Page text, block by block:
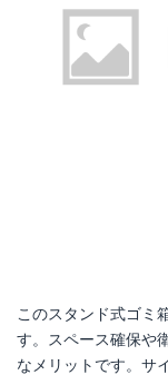
このスタンド式ゴミ
す。スペース確保や
なメリットです。サ